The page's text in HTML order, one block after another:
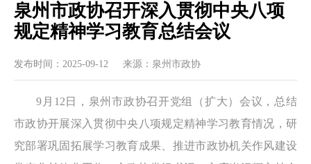
泉州市政协召开深入贯彻中央八项
规定精神学习教育总结会议
发布时间：2025-09-12 来源：泉州市政协
9月12日，泉州市政协召开党组（扩大）会议，总结
市政协开展深入贯彻中央八项规定精神学习教育情况，研
究部署巩固拓展学习教育成果、推进市政协机关作风建设